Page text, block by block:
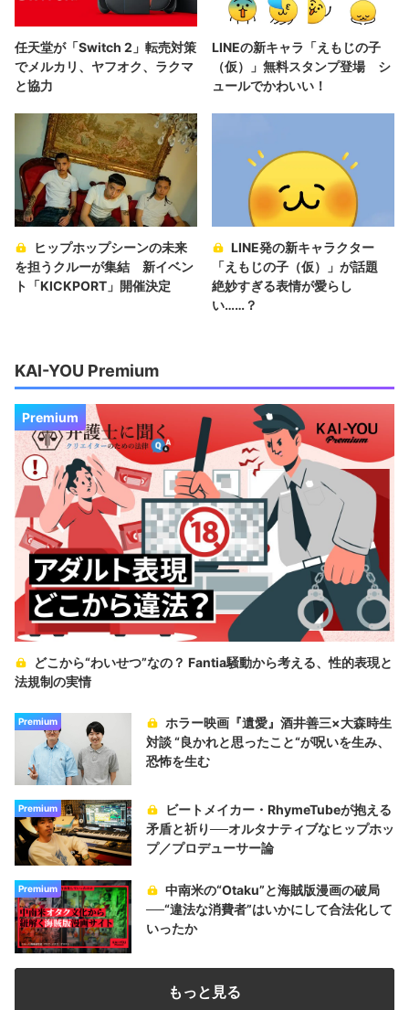
任天堂が「Switch 2」転売対策
でメルカリ、ヤフオク、ラクマ
と協力
LINEの新キャラ「えもじの子
（仮）」無料スタンプ登場 シ
ュールでかわいい！
ヒップホップシーンの未来
を担うクルーが集結 新イベン
ト「KICKPORT」開催決定
LINE発の新キャラクター
「えもじの子（仮）」が話題
絶妙すぎる表情が愛らし
い……？
KAI-YOU Premium
Premium
どこから“わいせつ”なの？ Fantia騒動から考える、性的表現と
法規制の実情
Premium
ホラー映画『遺愛』酒井善三×大森時生
対談 “良かれと思ったこと“が呪いを生み、
恐怖を生む
Premium
ビートメイカー・RhymeTubeが抱える
矛盾と祈り──オルタナティブなヒップホッ
プ／プロデューサー論
Premium
中南米の“Otaku”と海賊版漫画の破局
──“違法な消費者”はいかにして合法化して
いったか
もっと見る